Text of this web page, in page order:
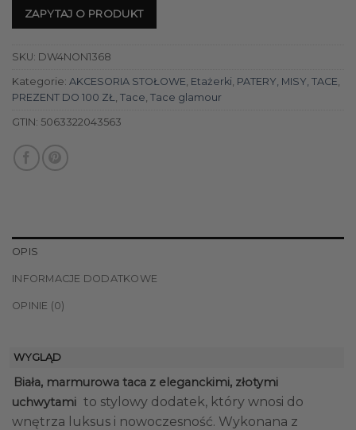
ZAPYTAJ O PRODUKT
SKU: DW4NON1368
Kategorie: AKCESORIA STOŁOWE, Etażerki, PATERY, MISY, TACE,
PREZENT DO 100 ZŁ, Tace, Tace glamour
GTIN: 5063322043563
OPIS
INFORMACJE DODATKOWE
OPINIE (0)
WYGLĄD
Biała, marmurowa taca z eleganckimi, złotymi
uchwytami to stylowy dodatek, który wnosi do
wnętrza luksus i nowoczesność. Wykonana z